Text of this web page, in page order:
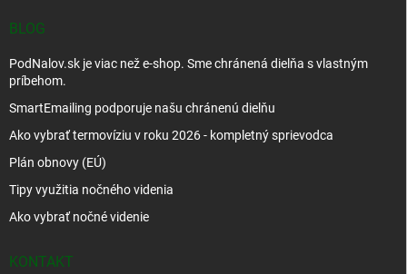
BLOG
PodNalov.sk je viac než e-shop. Sme chránená dielňa s vlastným
príbehom.
SmartEmailing podporuje našu chránenú dielňu
Ako vybrať termovíziu v roku 2026 - kompletný sprievodca
Plán obnovy (EÚ)
Tipy využitia nočného videnia
Ako vybrať nočné videnie
KONTAKT